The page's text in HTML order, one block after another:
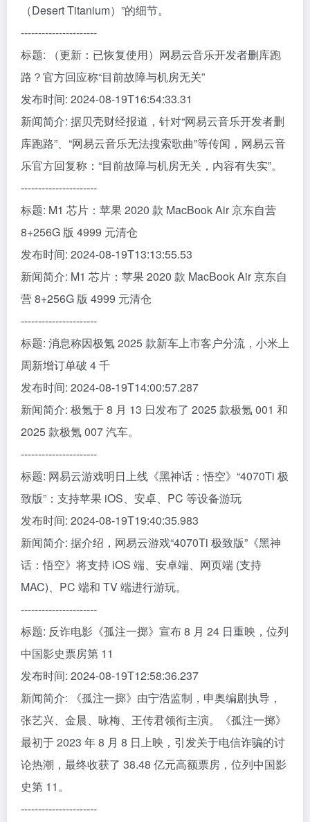
（Desert Titanium）”的细节。
----------------------
标题: （更新：已恢复使用）网易云音乐开发者删库跑
路？官方回应称“目前故障与机房无关”
发布时间: 2024-08-19T16:54:33.31
新闻简介: 据贝壳财经报道，针对“网易云音乐开发者删
库跑路”、“网易云音乐无法搜索歌曲”等传闻，网易云音
乐官方回复称：“目前故障与机房无关，内容有失实”。
----------------------
标题: M1 芯片：苹果 2020 款 MacBook Air 京东自营
8+256G 版 4999 元清仓
发布时间: 2024-08-19T13:13:55.53
新闻简介: M1 芯片：苹果 2020 款 MacBook Air 京东自
营 8+256G 版 4999 元清仓
----------------------
标题: 消息称因极氪 2025 款新车上市客户分流，小米上
周新增订单破 4 千
发布时间: 2024-08-19T14:00:57.287
新闻简介: 极氪于 8 月 13 日发布了 2025 款极氪 001 和
2025 款极氪 007 汽车。
----------------------
标题: 网易云游戏明日上线《黑神话：悟空》“4070Ti 极
致版”：支持苹果 iOS、安卓、PC 等设备游玩
发布时间: 2024-08-19T19:40:35.983
新闻简介: 据介绍，网易云游戏“4070Ti 极致版”《黑神
话：悟空》将支持 iOS 端、安卓端、网页端 (支持
MAC)、PC 端和 TV 端进行游玩。
----------------------
标题: 反诈电影《孤注一掷》宣布 8 月 24 日重映，位列
中国影史票房第 11
发布时间: 2024-08-19T12:58:36.237
新闻简介: 《孤注一掷》由宁浩监制，申奥编剧执导，
张艺兴、金晨、咏梅、王传君领衔主演。《孤注一掷》
最初于 2023 年 8 月 8 日上映，引发关于电信诈骗的讨
论热潮，最终收获了 38.48 亿元高额票房，位列中国影
史第 11。
----------------------